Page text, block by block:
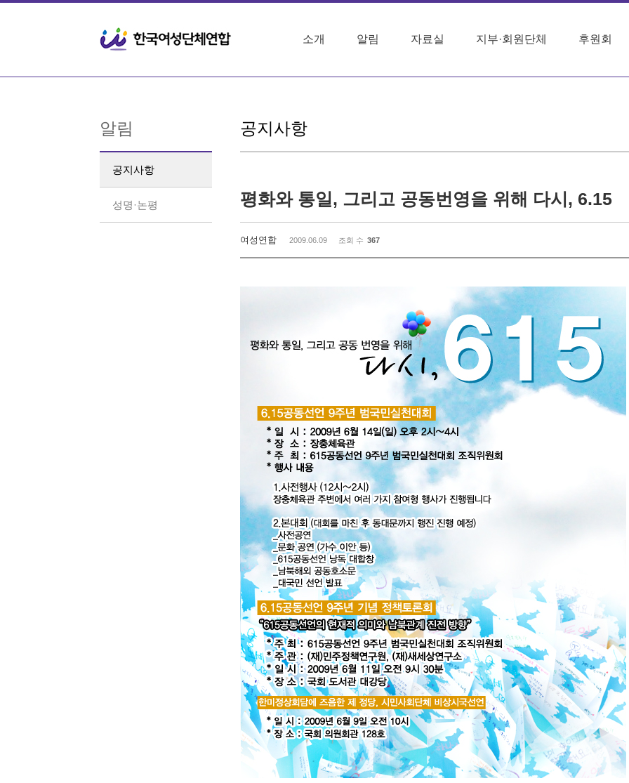
소개 알림 자료실 지부·회원단체 후원회
알림
공지사항
성명·논평
공지사항
평화와 통일, 그리고 공동번영을 위해 다시, 6.15
여성연합 2009.06.09 조회 수 367